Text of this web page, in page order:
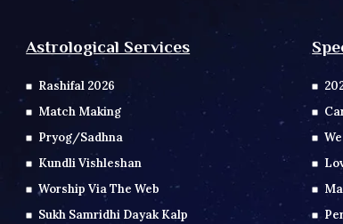
Astrological Services
Rashifal 2026
Match Making
Pryog/Sadhna
Kundli Vishleshan
Worship Via The Web
Sukh Samridhi Dayak Kalp